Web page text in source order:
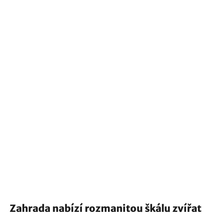
Zahrada nabízí rozmanitou škálu zvířat